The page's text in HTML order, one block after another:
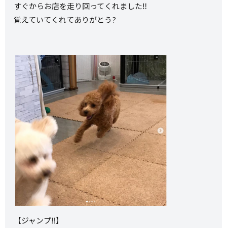
すぐからお店を走り回ってくれました‼️
覚えていてくれてありがとう?
【ジャンプ‼️】